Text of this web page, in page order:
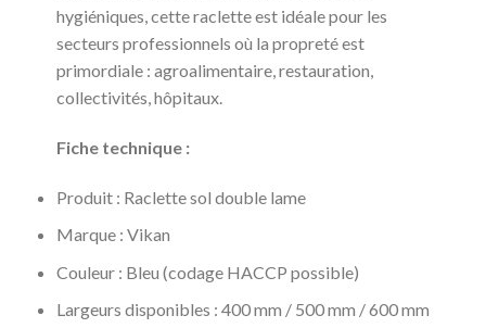
hygiéniques, cette raclette est idéale pour les
secteurs professionnels où la propreté est
primordiale : agroalimentaire, restauration,
collectivités, hôpitaux.
Fiche technique :
Produit : Raclette sol double lame
Marque : Vikan
Couleur : Bleu (codage HACCP possible)
Largeurs disponibles : 400 mm / 500 mm / 600 mm